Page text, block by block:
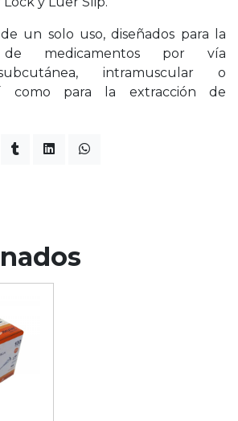
de un solo uso, diseñados para la
de medicamentos por vía
intramuscular o
como para la extracción de